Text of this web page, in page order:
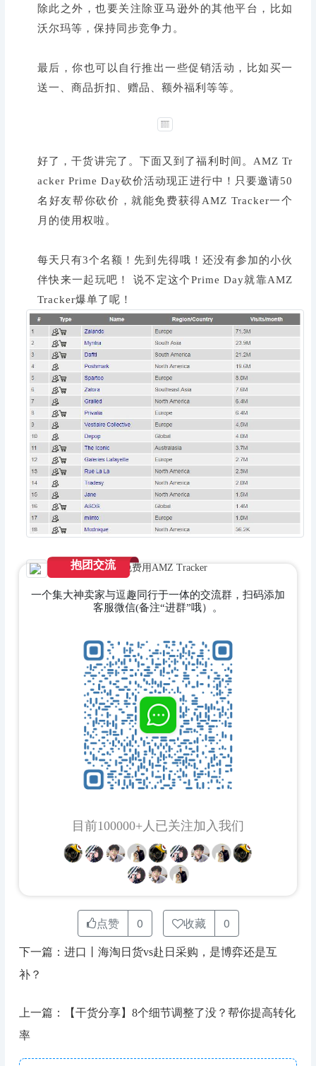
除此之外，也要关注除亚马逊外的其他平台，比如
沃尔玛等，保持同步竞争力。
最后，你也可以自行推出一些促销活动，比如买一
送一、商品折扣、赠品、额外福利等等。
好了，干货讲完了。下面又到了福利时间。AMZ Tr
acker Prime Day砍价活动现正进行中！只要邀请50
名好友帮你砍价，就能免费获得AMZ Tracker一个
月的使用权啦。
每天只有3个名额！先到先得哦！还没有参加的小伙
伴快来一起玩吧！ 说不定这个Prime Day就靠AMZ
Tracker爆单了呢！
阅读原文立即免费用AMZ Tracker
抱团交流
一个集大神卖家与逗趣同行于一体的交流群，扫码添加
客服微信(备注“进群”哦）。
目前100000+人已关注加入我们
点赞 0 收藏 0
下一篇：进口丨海淘日货vs赴日采购，是博弈还是互
补？
上一篇：【干货分享】8个细节调整了没？帮你提高转化
率